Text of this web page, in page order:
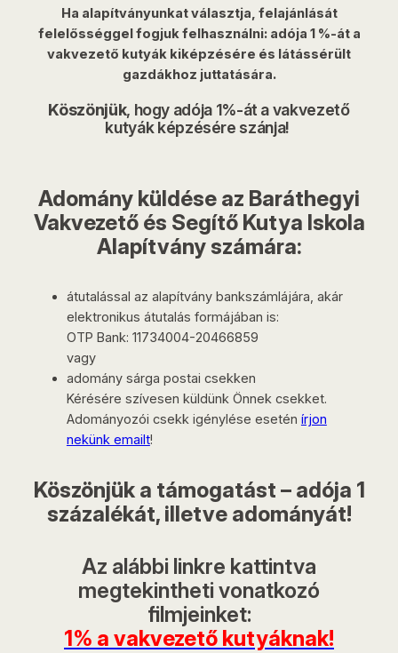
Ha alapítványunkat választja, felajánlását
felelősséggel fogjuk felhasználni: adója 1 %-át a
vakvezető kutyák kiképzésére és látássérült
gazdákhoz juttatására.
Köszönjük, hogy adója 1%-át a vakvezető
kutyák képzésére szánja!
Adomány küldése az Baráthegyi
Vakvezető és Segítő Kutya Iskola
Alapítvány számára:
átutalással az alapítvány bankszámlájára, akár
elektronikus átutalás formájában is:
OTP Bank: 11734004-20466859
vagy
adomány sárga postai csekken
Kérésére szívesen küldünk Önnek csekket.
Adományozói csekk igénylése esetén írjon
nekünk emailt!
Köszönjük a támogatást – adója 1
százalékát, illetve adományát!
Az alábbi linkre kattintva
megtekintheti vonatkozó
filmjeinket:
1% a vakvezető kutyáknak!